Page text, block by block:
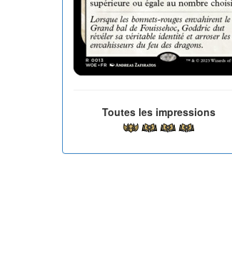
Toutes les impressions